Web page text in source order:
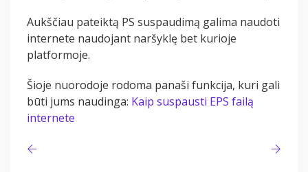
Aukščiau pateiktą PS suspaudimą galima naudoti
internete naudojant naršyklę bet kurioje
platformoje.
Šioje nuorodoje rodoma panaši funkcija, kuri gali
būti jums naudinga: Kaip suspausti EPS failą
internete